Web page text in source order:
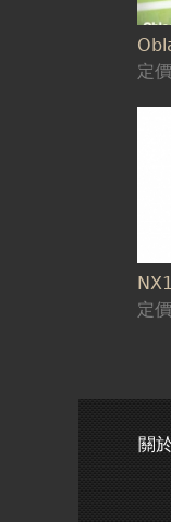
定
定
關